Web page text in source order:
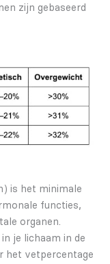
zijn gebaseerd
is het minimale
functies,
organen.
je lichaam in de
het vetpercentage